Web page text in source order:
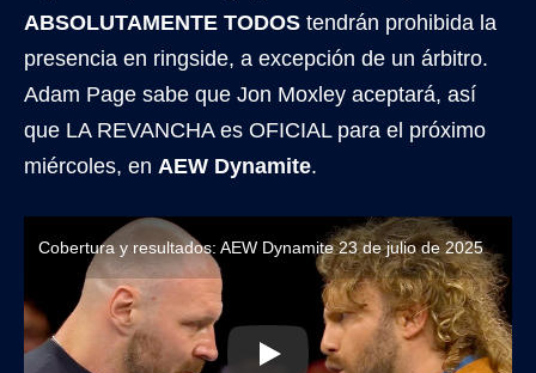
ABSOLUTAMENTE TODOS tendrán prohibida la
presencia en ringside, a excepción de un árbitro.
Adam Page sabe que Jon Moxley aceptará, así
que LA REVANCHA es OFICIAL para el próximo
miércoles, en AEW Dynamite.
Cobertura y resultados: AEW Dynamite 23 de julio de 2025